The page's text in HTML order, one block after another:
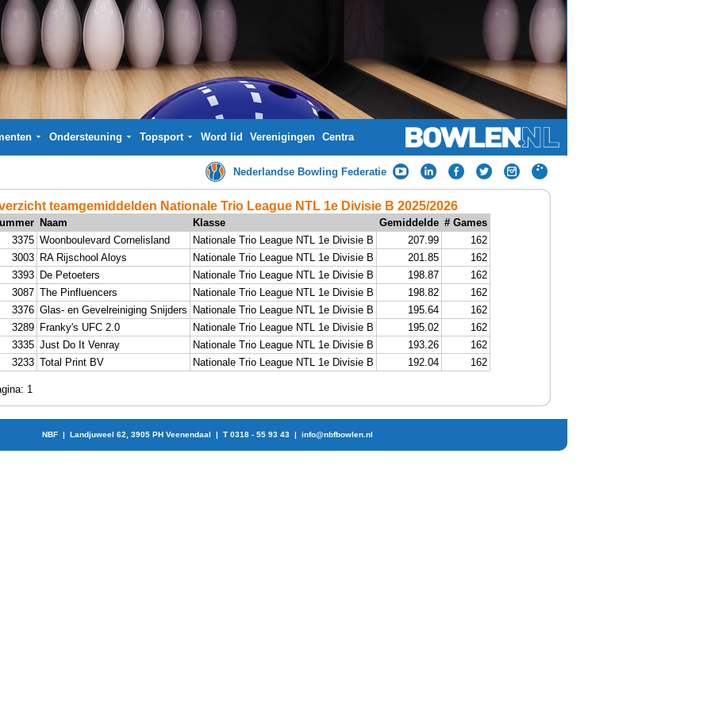
Ondersteuning Topsport Word lid Verenigingen Centra
Nederlandse Bowling Federatie
teamgemiddelden Nationale Trio League NTL 1e Divisie B 2025/2026
Naam Klasse Gemiddelde # Games
3375 Woonboulevard Cornelisland Nationale Trio League NTL 1e Divisie B 207.99
162
3003
RA Rijschool Aloys Nationale Trio League NTL 1e Divisie B 201.85
162
3393
De Petoeters Nationale Trio League NTL 1e Divisie B 198.87
162
3087 The Pinfluencers Nationale Trio League NTL 1e Divisie B 198.82
162
3376 Glas- en Gevelreiniging Snijders Nationale Trio League NTL 1e Divisie B 195.64
162
3289
Franky's UFC 2.0 Nationale Trio League NTL 1e Divisie B 195.02
162
3335 Just Do It Venray Nationale Trio League NTL 1e Divisie B 193.26
162
3233 Total Print BV Nationale Trio League NTL 1e Divisie B 192.04 162
1
NBF | Landjuweel 62, 3905 PH Veenendaal | T 0318 - 55 93 43 | info@nbfbowlen.nl